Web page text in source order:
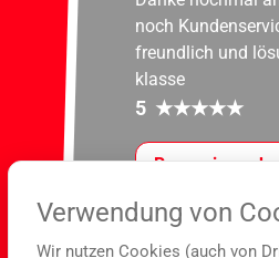
noch
freundlich und
klasse
5 ★★★★★
Rezension
Verwendung von
Wir nutzen Cookies (auch von